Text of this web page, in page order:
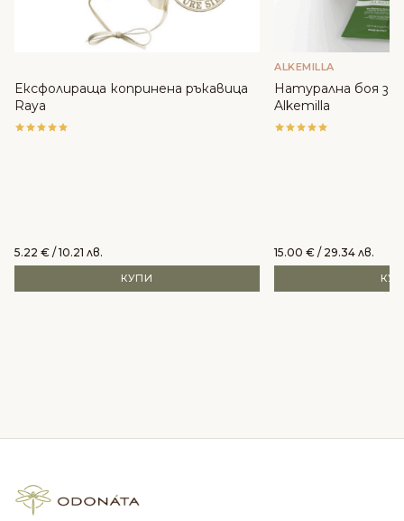
Ексфолираща копринена ръкавица
Raya
5.22 € / 10.21 лв.
КУПИ
ALKEMILLA
Натурална боя за
Alkemilla
15.00 € / 29.34 лв.